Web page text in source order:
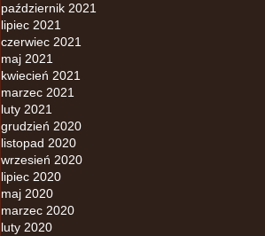
październik 2021
lipiec 2021
czerwiec 2021
maj 2021
kwiecień 2021
marzec 2021
luty 2021
grudzień 2020
listopad 2020
wrzesień 2020
lipiec 2020
maj 2020
marzec 2020
luty 2020